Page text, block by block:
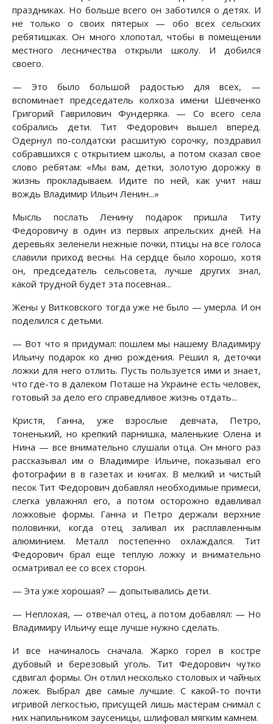
праздниках. Но больше всего он заботился о детях. И
не только о своих пятерых — обо всех сельских
ребятишках. Он много хлопотал, чтобы в помещении
местного лесничества открыли школу. И добился
своего.
— Это было большой радостью для всех, —
вспоминает председатель колхоза имени Шевченко
Григорий Гаврилович Фундеряка. — Со всего села
собрались дети. Тит Федорович вышел вперед.
Одернул по-солдатски расшитую сорочку, поздравил
собравшихся с открытием школы, а потом сказал свое
слово ребятам: «Мы вам, детки, золотую дорожку в
жизнь прокладываем. Идите по ней, как учит наш
вождь Владимир Ильич Ленин...»
Мысль послать Ленину подарок пришла Титу
Федоровичу в один из первых апрельских дней. На
деревьях зеленели нежные почки, птицы на все голоса
славили приход весны. На сердце было хорошо, хотя
он, председатель сельсовета, лучше других знал,
какой трудной будет эта посевная...
Жены у Витковского тогда уже не было — умерла. И он
поделился с детьми.
— Вот что я придумал: пошлем мы нашему Владимиру
Ильичу подарок ко дню рождения. Решил я, деточки
ложки для него отлить. Пусть пользуется ими и знает,
что где-то в далеком Поташе на Украине есть человек,
готовый за дело его справедливое жизнь отдать...
Кристя, Ганна, уже взрослые девчата, Петро,
тоненький, но крепкий парнишка, маленькие Олена и
Нина — все внимательно слушали отца. Он много раз
рассказывал им о Владимире Ильиче, показывал его
фотографии в в газетах и книгах. В мелкий и чистый
песок Тит Федорович добавлял необходимые примеси,
слегка увлажнял его, а потом осторожно вдавливал
ложковые формы. Ганна и Петро держали верхние
половинки, когда отец заливал их расплавленным
алюминием. Металл постепенно охлаждался. Тит
Федорович брал еще теплую ложку и внимательно
осматривал ее со всех сторон.
— Эта уже хорошая? — допытывались дети.
— Неплохая, — отвечал отец, а потом добавлял: — Но
Владимиру Ильичу еще лучше нужно сделать.
И все начиналось сначала. Жарко горел в костре
дубовый и березовый уголь. Тит Федорович чутко
сдвигал формы. Он отлил несколько столовых и чайных
ложек. Выбрал две самые лучшие. С какой-то почти
игривой легкостью, присущей лишь мастерам снимал с
них напильником заусеницы, шлифовал мягким камнем.